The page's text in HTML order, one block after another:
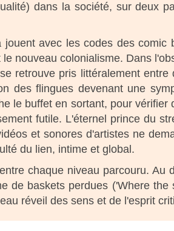
dans la société, sur deux
avec les codes des comic
nouveau colonialisme. Dans
retrouve pris littéralement entre
des flingues devenant une
le buffet en sortant, pour vérifier
futile. L'éternel prince du
et sonores d'artistes ne
du lien, intime et global.
chaque niveau parcouru. Au
de baskets perdues ('Where the
réveil des sens et de l'esprit